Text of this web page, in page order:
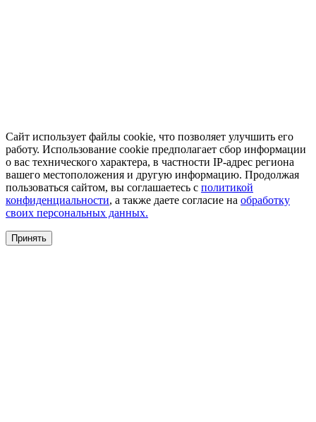
Сайт использует файлы cookie, что позволяет улучшить его
работу. Использование cookie предполагает сбор информации
о вас технического характера, в частности IP-адрес региона
вашего местоположения и другую информацию. Продолжая
пользоваться сайтом, вы соглашаетесь с политикой
конфиденциальности, а также даете согласие на обработку
своих персональных данных.
Принять